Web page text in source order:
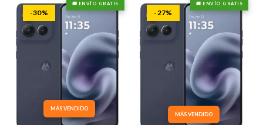
MÁS VENDIDO
🚚 ENVÍO GRATIS
-30%
MÁS VENDIDO
🚚 ENVÍO GRATIS
-27%